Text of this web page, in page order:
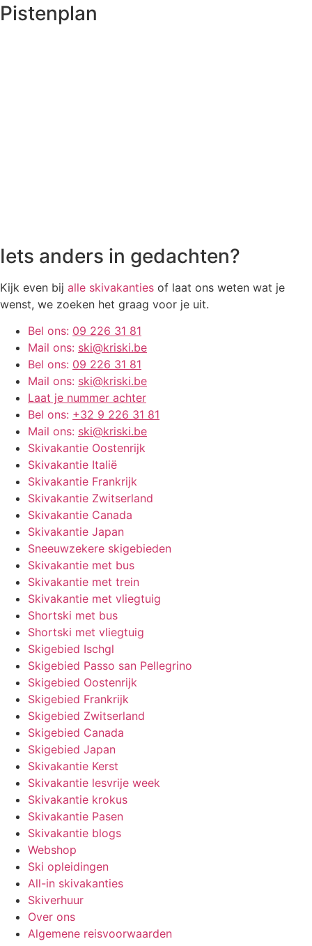
Pistenplan
Iets anders in gedachten?
Kijk even bij alle skivakanties of laat ons weten wat je
wenst, we zoeken het graag voor je uit.
Bel ons: 09 226 31 81
Mail ons: ski@kriski.be
Bel ons: 09 226 31 81
Mail ons: ski@kriski.be
Laat je nummer achter
Bel ons: +32 9 226 31 81
Mail ons: ski@kriski.be
Skivakantie Oostenrijk
Skivakantie Italië
Skivakantie Frankrijk
Skivakantie Zwitserland
Skivakantie Canada
Skivakantie Japan
Sneeuwzekere skigebieden
Skivakantie met bus
Skivakantie met trein
Skivakantie met vliegtuig
Shortski met bus
Shortski met vliegtuig
Skigebied Ischgl
Skigebied Passo san Pellegrino
Skigebied Oostenrijk
Skigebied Frankrijk
Skigebied Zwitserland
Skigebied Canada
Skigebied Japan
Skivakantie Kerst
Skivakantie lesvrije week
Skivakantie krokus
Skivakantie Pasen
Skivakantie blogs
Webshop
Ski opleidingen
All-in skivakanties
Skiverhuur
Over ons
Algemene reisvoorwaarden